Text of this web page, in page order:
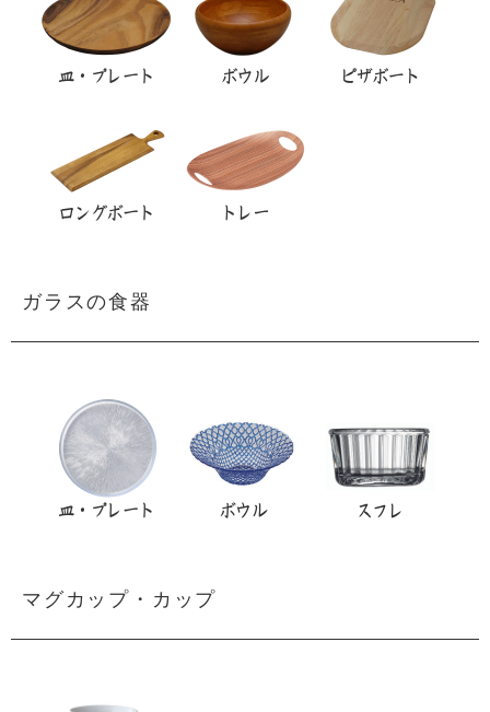
ガラスの食器
マグカップ・カップ